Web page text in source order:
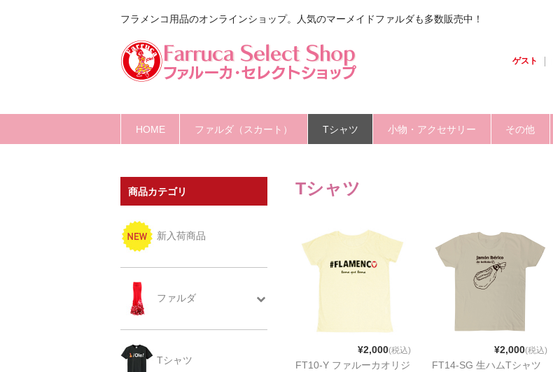
フラメンコ用品のオンラインショップ。人気のマーメイドファルダも多数販売中！
ゲスト
HOME ファルダ（スカート） Tシャツ 小物・アクセサリー その他
Tシャツ
¥2,000(税込)
FT10-Y ファルーカオリジ
¥2,000(税込)
FT14-SG 生ハムTシャツ
商品カテゴリ
新入荷商品
ファルダ
Tシャツ